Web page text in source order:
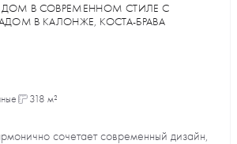
В СОВРЕМЕННОМ СТИЛЕ С
В КАЛОНЖЕ, КОСТА-БРАВА
318 м²
сочетает современный дизайн,